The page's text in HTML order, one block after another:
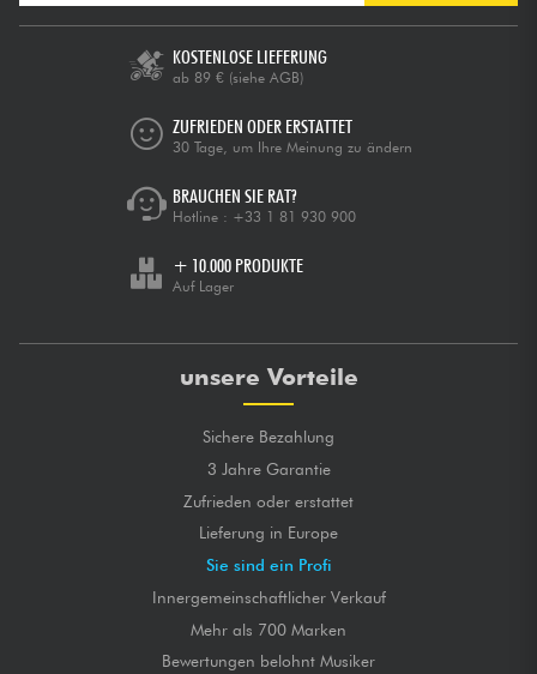
KOSTENLOSE LIEFERUNG
ab 89 € (siehe AGB)
ZUFRIEDEN ODER ERSTATTET
30 Tage, um Ihre Meinung zu ändern
BRAUCHEN SIE RAT?
Hotline : +33 1 81 930 900
+ 10.000 PRODUKTE
Auf Lager
unsere Vorteile
Sichere Bezahlung
3 Jahre Garantie
Zufrieden oder erstattet
Lieferung in Europe
Sie sind ein Profi
Innergemeinschaftlicher Verkauf
Mehr als 700 Marken
Bewertungen belohnt Musiker